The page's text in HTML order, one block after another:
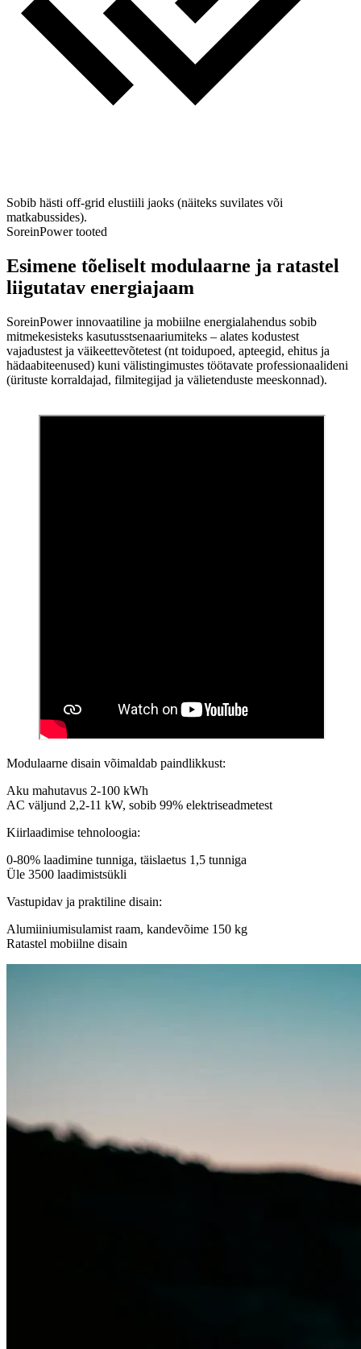
Sobib hästi off-grid elustiili jaoks (näiteks suvilates või
matkabussides).
SoreinPower tooted
Esimene tõeliselt modulaarne ja ratastel
liigutatav energiajaam
SoreinPower innovaatiline ja mobiilne energialahendus sobib
mitmekesisteks kasutusstsenaariumiteks – alates kodustest
vajadustest ja väikeettevõtetest (nt toidupoed, apteegid, ehitus ja
hädaabiteenused) kuni välistingimustes töötavate professionaalideni
(ürituste korraldajad, filmitegijad ja välietenduste meeskonnad).
Modulaarne disain võimaldab paindlikkust:
Aku mahutavus 2-100 kWh
AC väljund 2,2-11 kW, sobib 99% elektriseadmetest
Kiirlaadimise tehnoloogia:
0-80% laadimine tunniga, täislaetus 1,5 tunniga
Üle 3500 laadimistsükli
Vastupidav ja praktiline disain:
Alumiiniumisulamist raam, kandevõime 150 kg
Ratastel mobiilne disain